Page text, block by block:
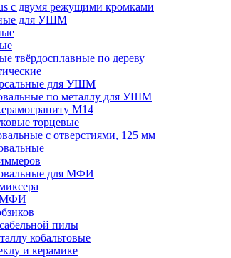
c двумя режущими кромками
для УШМ
твёрдосплавные по дереву
для УШМ
по металлу для УШМ
M14
торцевые
с отверстиями, 125 мм
для МФИ
МФИ
пилы
кобальтовые
и керамике